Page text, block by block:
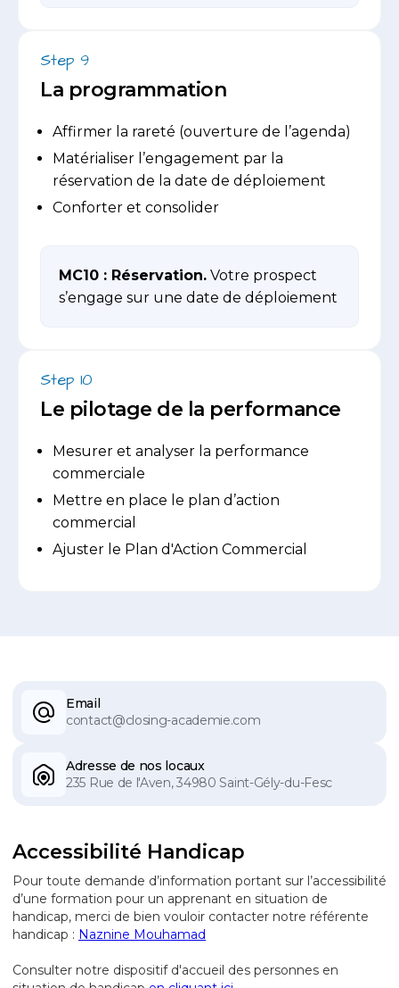
Step 9
La programmation
Affirmer la rareté (ouverture de l’agenda)
Matérialiser l’engagement par la
réservation de la date de déploiement
Conforter et consolider
MC10 : Réservation. Votre prospect
s’engage sur une date de déploiement
Step 10
Le pilotage de la performance
Mesurer et analyser la performance
commerciale
Mettre en place le plan d’action
commercial
Ajuster le Plan d'Action Commercial
Email
contact@closing-academie.com
Adresse de nos locaux
235 Rue de l'Aven, 34980 Saint-Gély-du-Fesc
Accessibilité Handicap
Pour toute demande d’information portant sur l’accessibilité
d’une formation pour un apprenant en situation de
handicap, merci de bien vouloir contacter notre référente
handicap : Naznine Mouhamad
Consulter notre dispositif d'accueil des personnes en